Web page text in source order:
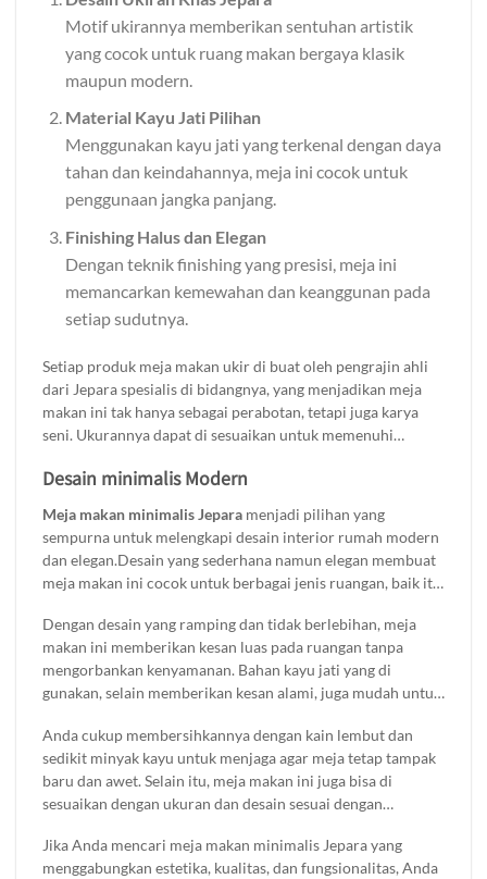
Motif ukirannya memberikan sentuhan artistik
yang cocok untuk ruang makan bergaya klasik
maupun modern.
Material Kayu Jati Pilihan
Menggunakan kayu jati yang terkenal dengan daya
tahan dan keindahannya, meja ini cocok untuk
penggunaan jangka panjang.
Finishing Halus dan Elegan
Dengan teknik finishing yang presisi, meja ini
memancarkan kemewahan dan keanggunan pada
setiap sudutnya.
Setiap produk meja makan ukir di buat oleh pengrajin ahli
dari Jepara spesialis di bidangnya, yang menjadikan meja
makan ini tak hanya sebagai perabotan, tetapi juga karya
seni. Ukurannya dapat di sesuaikan untuk memenuhi
pilihan warna finishing yang dapat di sesuaikan dengan
ruang makan yang lebih hangat dan eksklusif.
Desain minimalis Modern
Meja makan minimalis Jepara menjadi pilihan yang
sempurna untuk melengkapi desain interior rumah modern
dan elegan.Desain yang sederhana namun elegan membuat
meja makan ini cocok untuk berbagai jenis ruangan, baik itu
keanggunan meja makan minimalis Jepara tidak hanya
terletak pada tampilannya yang bersih dan modern, tetapi
juga pada proses pembuatan yang menggunakan
keterampilan tangan terbaik dari pengrajin Jepara.
Dengan desain yang ramping dan tidak berlebihan, meja
makan ini memberikan kesan luas pada ruangan tanpa
mengorbankan kenyamanan. Bahan kayu jati yang di
gunakan, selain memberikan kesan alami, juga mudah untuk
Anda cukup membersihkannya dengan kain lembut dan
sedikit minyak kayu untuk menjaga agar meja tetap tampak
baru dan awet. Selain itu, meja makan ini juga bisa di
sesuaikan dengan ukuran dan desain sesuai dengan
berbagai gaya dekorasi rumah.
Jika Anda mencari meja makan minimalis Jepara yang
menggabungkan estetika, kualitas, dan fungsionalitas, Anda